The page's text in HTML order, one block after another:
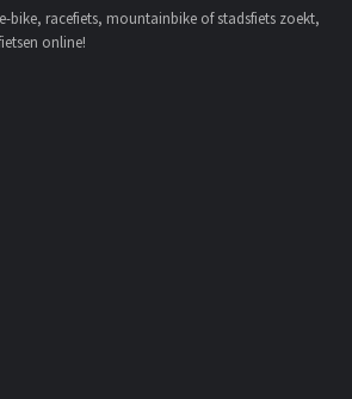
bike, racefiets, mountainbike of stadsfiets zoekt,
online!